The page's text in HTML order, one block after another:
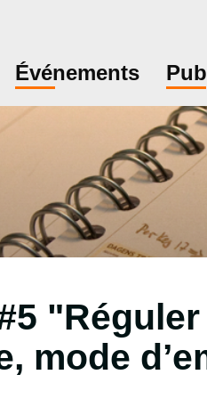
Événements
mode